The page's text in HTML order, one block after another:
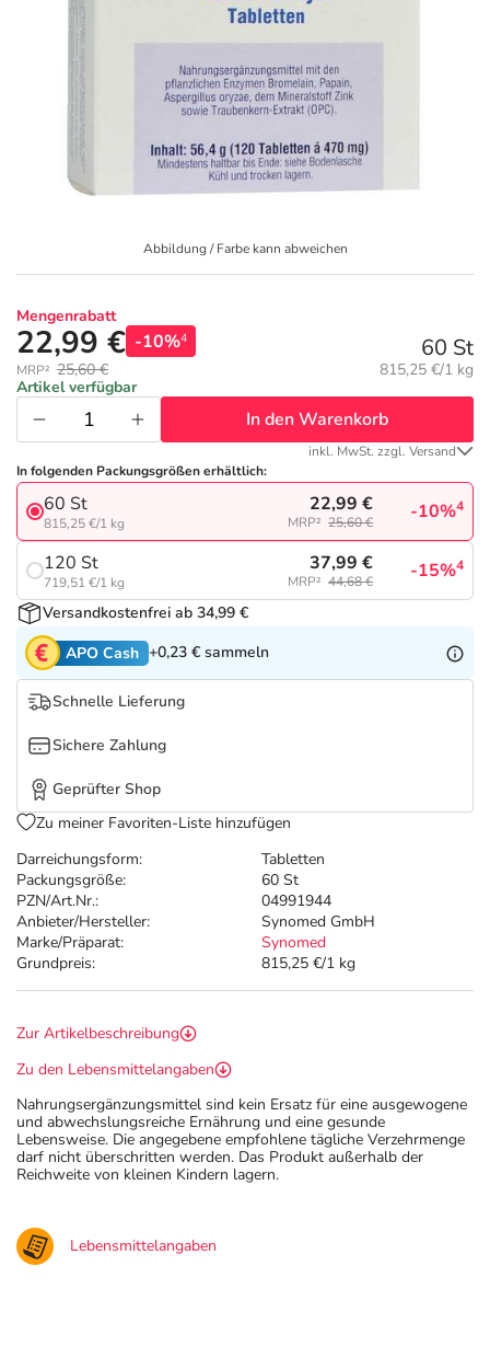
Diabetes
Körperpflege & Kosmetik
Liebe & Erotik
Mutter & Kind
Natur & Homöopathie
Sanitätshaus
Sport & Fitness
Tierapotheke
Vitamine & Mineralstoffe
Marken
Geschenkideen
Aktuelle Coupons 7
Summer SALE
Reiseapotheke
Sonnenpflege
Sommerpflege für Haar und Kopfhaut
Täglich gut versorgt
Fragen und Antworten
Kontakt
Ratgeber
Beliebte Beiträge
E-Rezept App
5% Extra Cash
Avene & Ducray Deals
Eucerin Deals
Evolsin Deals
Nattermann Deals
R(h)ein Nutrition Deals
Refluthin, Lasea & Carmenthin Deals
Salus Deals
Abbildung / Farbe kann abweichen
Darreichungsform:
Tabletten
Packungsgröße:
60 St
PZN/Art.Nr.:
04991944
Anbieter/Hersteller:
Synomed GmbH
Marke/Präparat:
Synomed
Grundpreis:
815,25 €/1 kg
Mengenrabatt
22,99 € -10%4
MRP² 25,60 €
60 St
Grundpreis:
815,25 €/1 kg
Artikel verfügbar
In den Warenkorb
inkl. MwSt. zzgl. Versand
In folgenden Packungsgrößen erhältlich:
60 St
815,25 €/1 kg
22,99 €
MRP² 25,60 € -10%4
120 St
719,51 €/1 kg
37,99 €
MRP² 44,68 € -15%4
Versandkostenfrei ab 34,99 €
APO Cash +0,23 € sammeln
Schnelle Lieferung
Sichere Zahlung
Geprüfter Shop
Zu meiner Favoriten-Liste hinzufügen
Zur Artikelbeschreibung
Zu den Lebensmittelangaben
Nahrungsergänzungsmittel sind kein Ersatz für eine ausgewogene
und abwechslungsreiche Ernährung und eine gesunde
Lebensweise. Die angegebene empfohlene tägliche Verzehrmenge
darf nicht überschritten werden. Das Produkt außerhalb der
Reichweite von kleinen Kindern lagern.
Lebensmittelangaben